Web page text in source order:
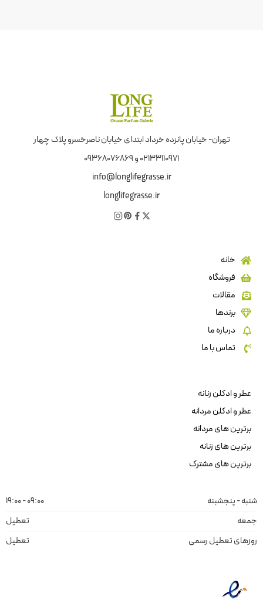
تهران- خیابان پانزده خرداد ابتدای خیابان ناصرخسرو پلاک چهار
02133110971 و 09368076869
info@longlifegrasse.ir
longlifegrasse.ir
خانه
فروشگاه
مقالات
برندها
درباره ما
تماس با ما
عطر و ادکلن زنانه
عطر و ادکلن مردانه
برترین های مردانه
برترین های زنانه
برترین های مشترک
شنبه - پنجشبنه
09:00 - 19:00
جمعه
تعطیل
روزهای تعطیل رسمی
تعطیل